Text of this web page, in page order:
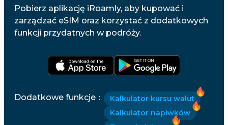
Pobierz aplikację iRoamly, aby kupować i
zarządzać eSIM oraz korzystać z dodatkowych
funkcji przydatnych w podróży.
Dodatkowe funkcje ：
Kalkulator kursu walut
Kalkulator napiwków